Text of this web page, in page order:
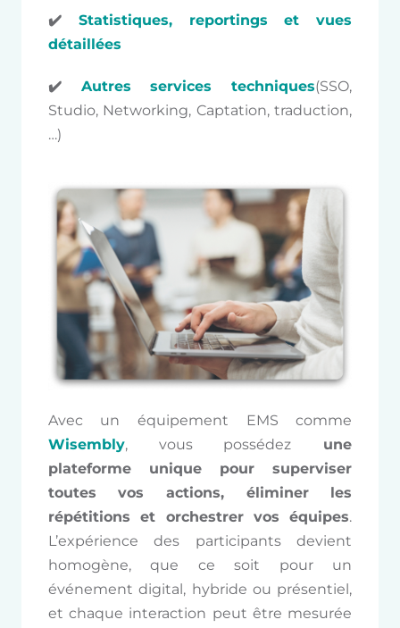
✔️ Statistiques, reportings et vues
détaillées
✔️ Autres services techniques(SSO,
Studio, Networking, Captation, traduction,
…)
Avec un équipement EMS comme
Wisembly, vous possédez une
plateforme unique pour superviser
toutes vos actions, éliminer les
répétitions et orchestrer vos équipes.
L’expérience des participants devient
homogène, que ce soit pour un
événement digital, hybride ou présentiel,
et chaque interaction peut être mesurée